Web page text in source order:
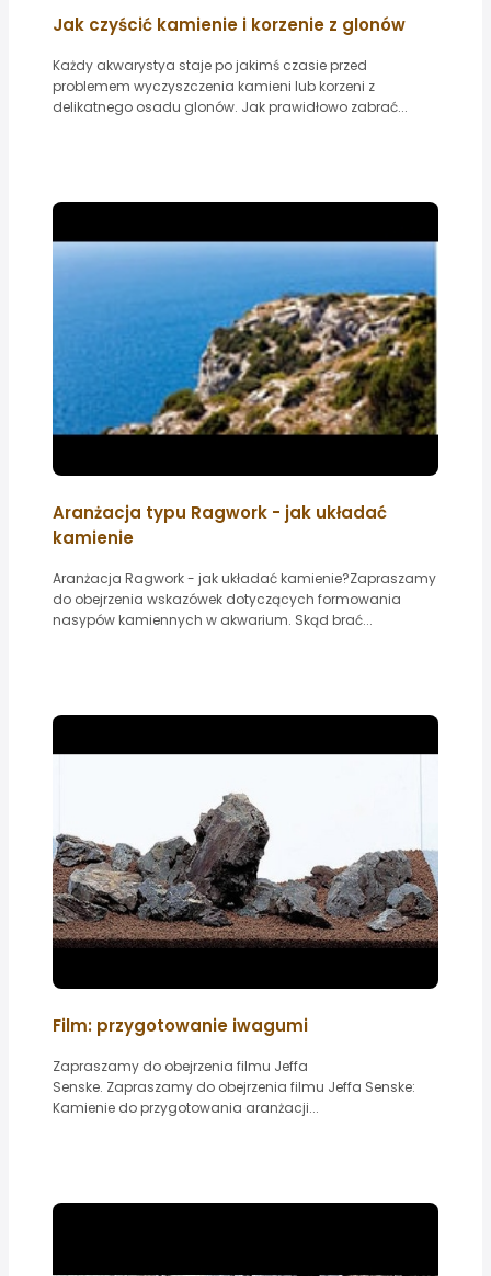
Jak czyścić kamienie i korzenie z glonów
Każdy akwarystya staje po jakimś czasie przed
problemem wyczyszczenia kamieni lub korzeni z
delikatnego osadu glonów. Jak prawidłowo zabrać...
Aranżacja typu Ragwork - jak układać
kamienie
Aranżacja Ragwork - jak układać kamienie?Zapraszamy
do obejrzenia wskazówek dotyczących formowania
nasypów kamiennych w akwarium. Skąd brać...
Film: przygotowanie iwagumi
Zapraszamy do obejrzenia filmu Jeffa
Senske. Zapraszamy do obejrzenia filmu Jeffa Senske:
Kamienie do przygotowania aranżacji...